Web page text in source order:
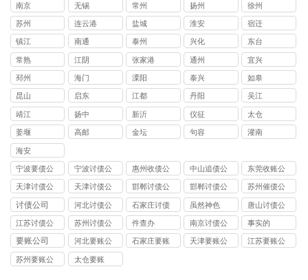
南京 无锡 常州 扬州 徐州
苏州 连云港 盐城 淮安 宿迁
镇江 南通 泰州 兴化 东台
常熟 江阴 张家港 通州 宜兴
邳州 海门 溧阳 泰兴 如皋
昆山 启东 江都 丹阳 吴江
靖江 扬中 新沂 仪征 太仓
姜堰 高邮 金坛 句容 灌南
海安
宁波要债公
司
宁波讨债公
司
惠州收债公
司
中山追债公
司
东莞收账公
司
天津讨债公
司
天津讨债公
司
邯郸讨债公
司
邯郸讨债公
司
苏州催债公
司
讨债公司
河北讨债公
司
石家庄讨债
公司
虽然神色
唐山讨债公
司
江苏讨债公
司
苏州讨债公
司
件查办
南京讨债公
司
事实的
要账公司
河北要账公
司
石家庄要账
天津要账公
江苏要账公
苏州要账公
太仓要账